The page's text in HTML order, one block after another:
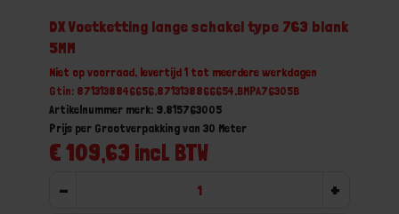
DX Voetketting lange schakel type 763 blank
5MM
Niet op voorraad, levertijd 1 tot meerdere werkdagen
Gtin: 8713138846656,8713138866654,BMPA76305B
Artikelnummer merk: 9.815763005
€ 109,63 incl. BTW
Prijs per Grootverpakking van 30 Meter
- +